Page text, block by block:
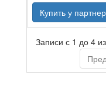
Купить у
Записи с 1 до 4